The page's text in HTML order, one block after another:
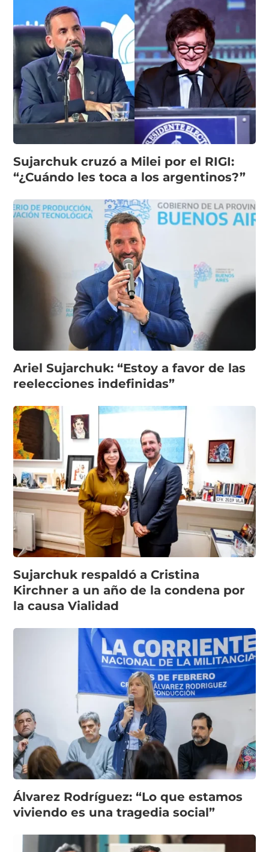
Sujarchuk cruzó a Milei por el RIGI:
“¿Cuándo les toca a los argentinos?”
Ariel Sujarchuk: “Estoy a favor de las
reelecciones indefinidas”
Sujarchuk respaldó a Cristina
Kirchner a un año de la condena por
la causa Vialidad
Álvarez Rodríguez: “Lo que estamos
viviendo es una tragedia social”